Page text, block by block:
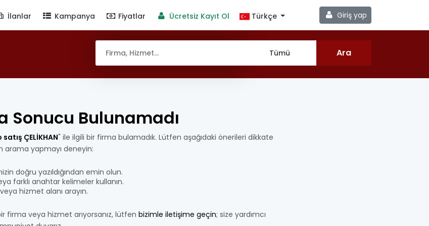
Giriş yap
İlanlar Kampanya Fiyatlar Ücretsiz Kayıt Ol Türkçe
Sonucu Bulunamadı
ÇELİKHAN" ile ilgili bir firma bulamadık. Lütfen aşağıdaki önerileri dikkate
arama yapmayı deneyin:
doğru yazıldığından emin olun.
farklı anahtar kelimeler kullanın.
hizmet alanı arayın.
firma veya hizmet arıyorsanız, lütfen bizimle iletişime geçin; size yardımcı